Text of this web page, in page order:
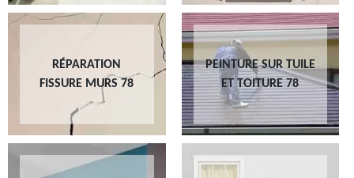
RÉPARATION
FISSURE MURS 78
PEINTURE SUR TUILE
ET TOITURE 78